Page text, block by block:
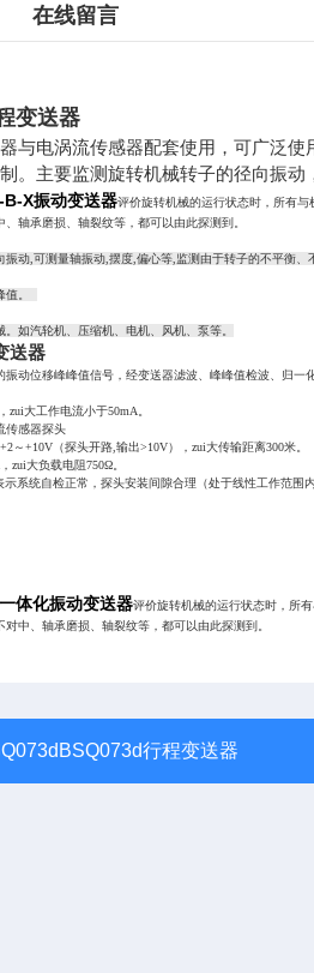
在线留言
变送器
与电涡流传感器配套使用，可广泛
。主要监测旋转机械转子的径向振
X振动变送器评价旋转机械的运行状态时，所有
轴承磨损、轴裂纹等，都可以由此探测到。
振动,可测量轴振动,摆度,偏心等,监测由于转子的不平衡
值。
如汽轮机、压缩机、电机、风机、泵等。
送器
振动位移峰峰值信号，经变送器滤波、峰峰值检波、归一
zui大工作电流小于50mA。
传感器探头
～+10V（探头开路,输出>10V），zui大传输距离300米。
zui大负载电阻750Ω。
系统自检正常，探头安装间隙合理（处于线性工作范围
体化振动变送器评价旋转机械的运行状态时，所
中、轴承磨损、轴裂纹等，都可以由此探测到。
行程变送器